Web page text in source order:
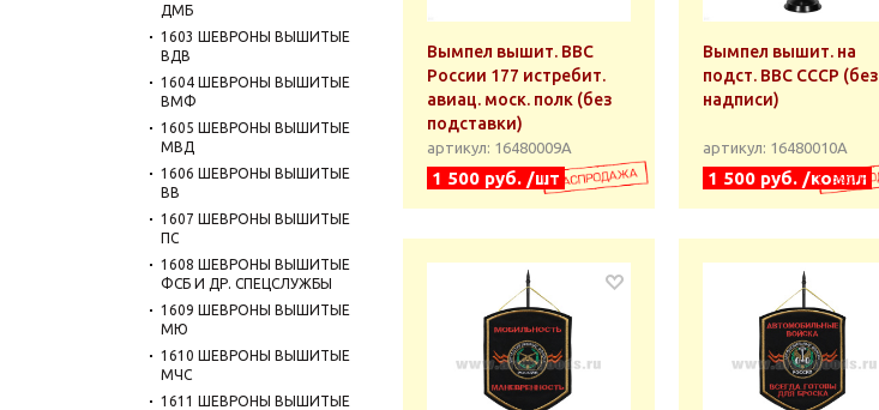
ДМБ
1603 ШЕВРОНЫ ВЫШИТЫЕ
ВДВ
1604 ШЕВРОНЫ ВЫШИТЫЕ
ВМФ
1605 ШЕВРОНЫ ВЫШИТЫЕ
МВД
1606 ШЕВРОНЫ ВЫШИТЫЕ
ВВ
1607 ШЕВРОНЫ ВЫШИТЫЕ
ПС
1608 ШЕВРОНЫ ВЫШИТЫЕ
ФСБ И ДР. СПЕЦСЛУЖБЫ
1609 ШЕВРОНЫ ВЫШИТЫЕ
МЮ
1610 ШЕВРОНЫ ВЫШИТЫЕ
МЧС
1611 ШЕВРОНЫ ВЫШИТЫЕ
Вымпел вышит. ВВС
России 177 истребит.
авиац. моск. полк (без
подставки)
артикул: 16480009А
1 500 руб. /шт
Вымпел вышит. на
подст. ВВС СССР (без
надписи)
артикул: 16480010А
1 500 руб. /компл